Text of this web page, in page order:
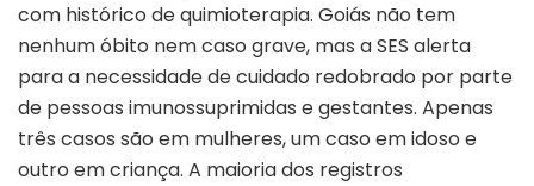
com histórico de quimioterapia. Goiás não tem
nenhum óbito nem caso grave, mas a SES alerta
para a necessidade de cuidado redobrado por parte
de pessoas imunossuprimidas e gestantes. Apenas
três casos são em mulheres, um caso em idoso e
outro em criança. A maioria dos registros